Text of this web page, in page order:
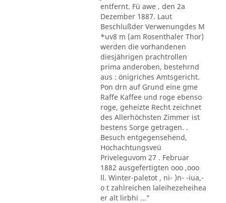
entfernt. Fü awe , den 2a
Dezember 1887. Laut
Beschlußder Verwenungdes M
*uv8 m (am Rosenthaler Thor)
werden die vorhandenen
diesjährigen prachtrollen
prima anderoben, bestehrnd
aus : önigriches Amtsgericht.
Pon drn auf Grund eine gme
Raffe Kaffee und roge ebenso
roge, geheizte Recht zeichnet
des Allerhöchsten Zimmer ist
bestens Sorge getragen. .
Besuch entgegensehend,
Hochachtungsveü
Priveleguvom 27 . Februar
1882 ausgefertigten ooo ,ooo
ll. Winter-paletot , ni- )n- -iua,-
o t zahlreichen laleihezeheihea
er alt lirbhi ..."